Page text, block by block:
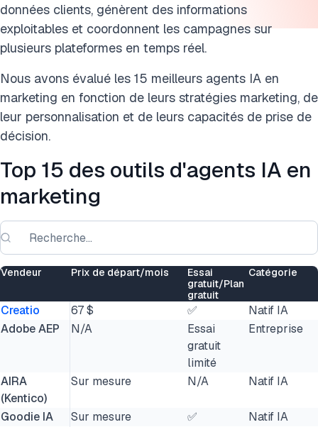
données clients, génèrent des informations
exploitables et coordonnent les campagnes sur
plusieurs plateformes en temps réel.
Nous avons évalué les 15 meilleurs agents IA en
marketing en fonction de leurs stratégies marketing, de
leur personnalisation et de leurs capacités de prise de
décision.
Top 15 des outils d'agents IA en
marketing
Vendeur Prix de départ/mois
Essai
gratuit/Plan
gratuit
Catégorie
Creatio 67 $ ✅
Natif IA
Adobe AEP
N/A
Essai
gratuit
limité
Entreprise
AIRA
(Kentico)
Sur mesure N/A Natif IA
Goodie IA Sur mesure ✅
Natif IA